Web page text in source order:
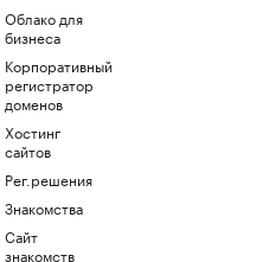
Облако для
бизнеса
Корпоративный
регистратор
доменов
Хостинг
сайтов
Рег.решения
Знакомства
Сайт
знакомств